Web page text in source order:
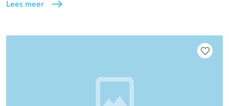
Lees meer east
favorite_border